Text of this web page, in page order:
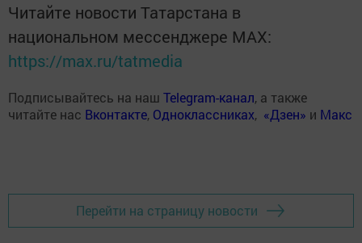
Читайте новости Татарстана в
национальном мессенджере MАХ:
https://max.ru/tatmedia
Подписывайтесь на наш Telegram-канал, а также
читайте нас Вконтакте, Одноклассниках, «Дзен» и Макс
Перейти на страницу новости